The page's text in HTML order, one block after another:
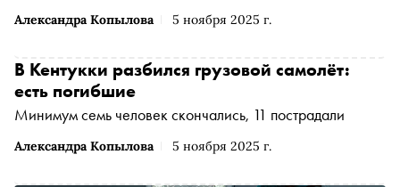
Александра Копылова 5 ноября 2025 г.
Александра Копылова 5 ноября 2025 г.
В Кентукки разбился грузовой самолёт:
есть погибшие
Минимум семь человек скончались, 11 пострадали